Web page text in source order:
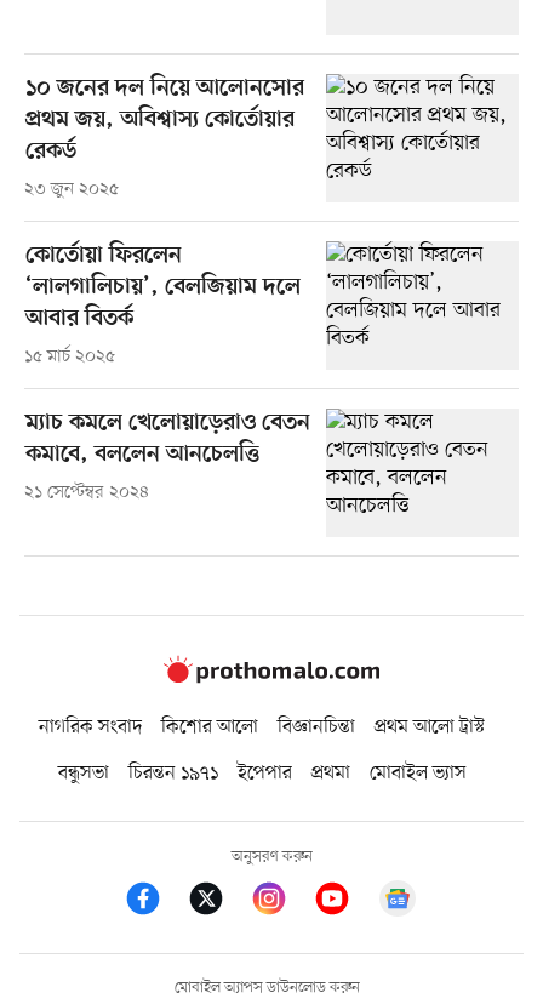
১০ জনের দল নিয়ে আলোনসোর
প্রথম জয়, অবিশ্বাস্য কোর্তোয়ার
রেকর্ড
২৩ জুন ২০২৫
কোর্তোয়া ফিরলেন
‘লালগালিচায়’, বেলজিয়াম দলে
আবার বিতর্ক
১৫ মার্চ ২০২৫
ম্যাচ কমলে খেলোয়াড়েরাও বেতন
কমাবে, বললেন আনচেলত্তি
২১ সেপ্টেম্বর ২০২৪
নাগরিক সংবাদ কিশোর আলো বিজ্ঞানচিন্তা
প্রথম আলো ট্রাস্ট
বন্ধুসভা
চিরন্তন ১৯৭১ ইপেপার প্রথমা মোবাইল ভ্যাস
অনুসরণ করুন
মোবাইল অ্যাপস ডাউনলোড করুন